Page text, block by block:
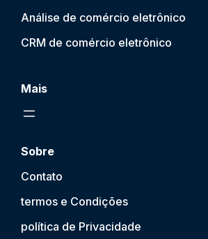
Análise de comércio eletrônico
CRM de comércio eletrônico
Mais
Sobre
Contato
termos e Condições
política de Privacidade